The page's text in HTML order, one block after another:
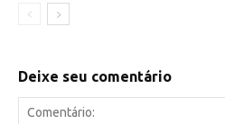
Deixe seu comentário